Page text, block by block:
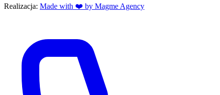
Realizacja: Made with ❤️ by Magme Agency